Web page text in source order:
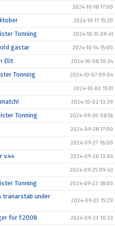
2024-10-18 17:00
2024-10-17 15:20
Tonning 2024-10-15 09:41
gästar 2024-10-14 15:00
Elit 2024-10-08 10:34
Tonning 2024-10-07 09:04
2024-10-03 15:51
2024-10-02 13:39
Tonning 2024-09-30 08:56
2024-09-28 17:00
2024-09-27 16:00
v.44 2024-09-26 13:06
2024-09-25 09:43
Tonning 2024-09-23 18:00
tränarstab under
2024-09-23 15:29
för f.2008 2024-09-23 10:33